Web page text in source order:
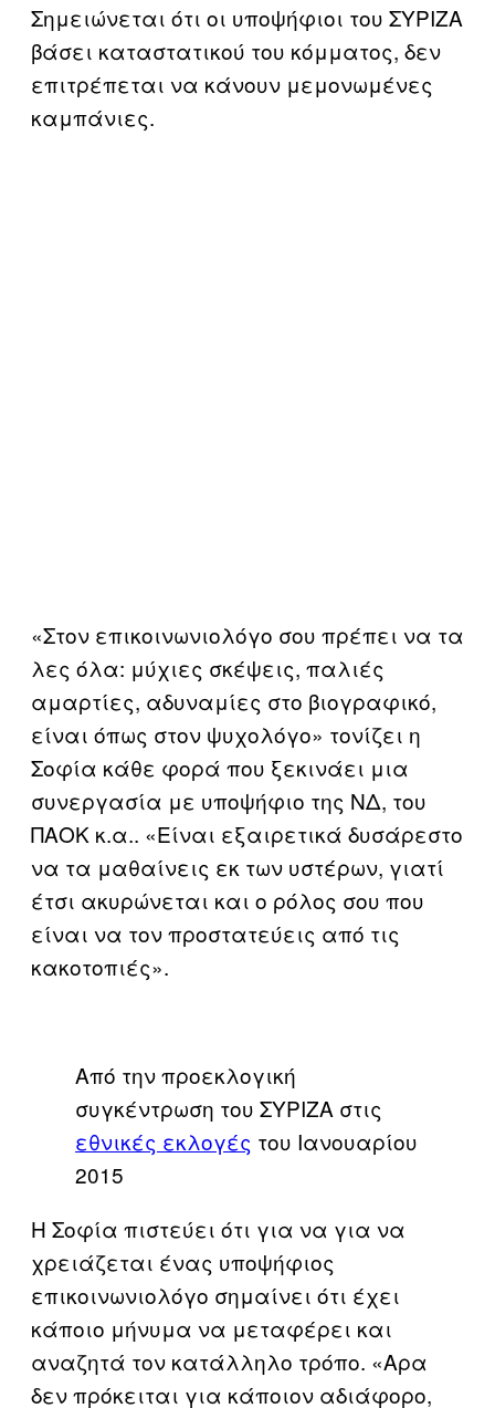
Σημειώνεται ότι οι υποψήφιοι του ΣΥΡΙΖΑ
βάσει καταστατικού του κόμματος, δεν
επιτρέπεται να κάνουν μεμονωμένες
καμπάνιες.
«Στον επικοινωνιολόγο σου πρέπει να τα
λες όλα: μύχιες σκέψεις, παλιές
αμαρτίες, αδυναμίες στο βιογραφικό,
είναι όπως στον ψυχολόγο» τονίζει η
Σοφία κάθε φορά που ξεκινάει μια
συνεργασία με υποψήφιο της ΝΔ, του
ΠΑΟΚ κ.α.. «Είναι εξαιρετικά δυσάρεστο
να τα μαθαίνεις εκ των υστέρων, γιατί
έτσι ακυρώνεται και ο ρόλος σου που
είναι να τον προστατεύεις από τις
κακοτοπιές».
Από την προεκλογική
συγκέντρωση του ΣΥΡΙΖΑ στις
εθνικές εκλογές του Ιανουαρίου
2015
Η Σοφία πιστεύει ότι για να για να
χρειάζεται ένας υποψήφιος
επικοινωνιολόγο σημαίνει ότι έχει
κάποιο μήνυμα να μεταφέρει και
αναζητά τον κατάλληλο τρόπο. «Αρα
δεν πρόκειται για κάποιον αδιάφορο,